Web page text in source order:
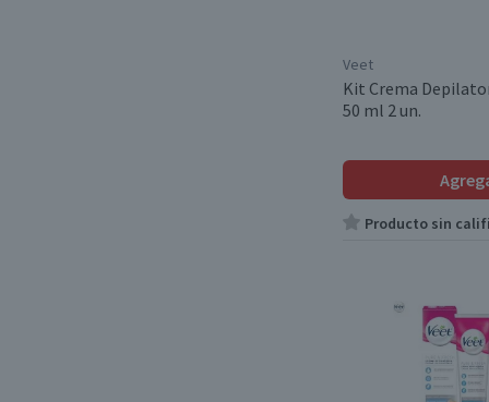
Veet
Kit Crema
50 ml 2 un.
Producto sin